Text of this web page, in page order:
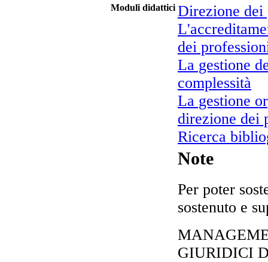
Moduli didattici Direzione dei
dei
La gestione
complessità
La gestione
direzione dei
Ricerca
Note
Per poter
sostenuto e
GIURIDICI